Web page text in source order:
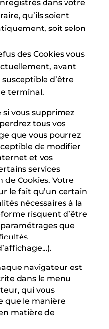
dans votre
qu’ils soient
soit selon
des Cookies vous
avant
susceptible d’être
terminal.
si vous supprimez
tous vos
que vous pourrez
de modifier
et vos
services
de Cookies. Votre
le fait qu’un certain
nécessaires à la
risquent d’être
que
navigateur est
dans le menu
qui vous
quelle manière
matière de